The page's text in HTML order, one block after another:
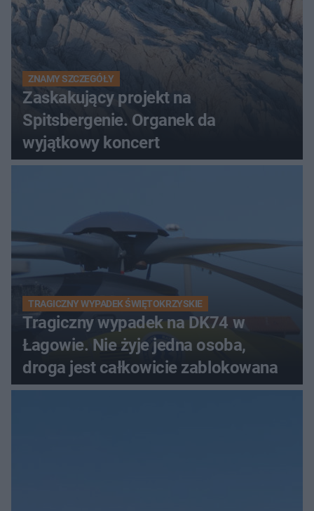
ZNAMY SZCZEGÓŁY
Zaskakujący projekt na
Spitsbergenie. Organek da
wyjątkowy koncert
TRAGICZNY WYPADEK ŚWIĘTOKRZYSKIE
Tragiczny wypadek na DK74 w
Łagowie. Nie żyje jedna osoba,
droga jest całkowicie zablokowana